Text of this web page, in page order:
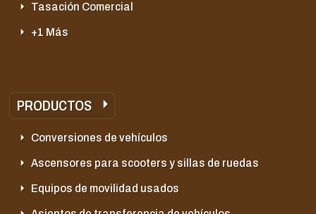
Tasación Comercial
+1 Más
PRODUCTOS
Conversiones de vehículos
Ascensores para scooters y sillas de ruedas
Equipos de movilidad usados